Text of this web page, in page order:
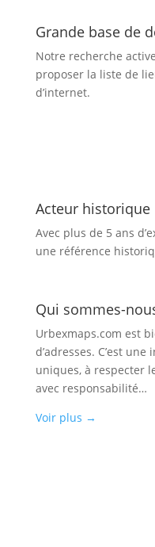
Grande base de
Notre recherche
proposer la liste de
d’internet.
Acteur historique
Avec plus de 5 ans
une référence
Qui sommes-
Urbexmaps.com est
d’adresses. C’est
uniques, à respecter
avec responsabilité…
Voir plus →